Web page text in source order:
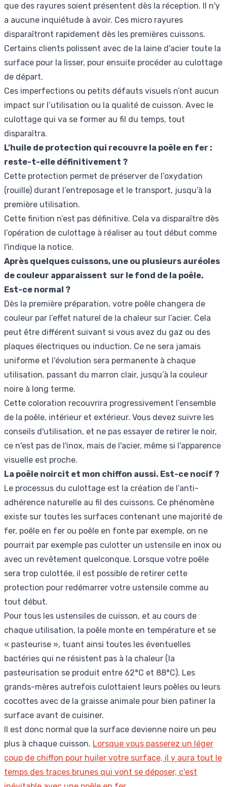
que des rayures soient présentent dès la réception. Il n'y
a aucune inquiétude à avoir. Ces micro rayures
disparaîtront rapidement dès les premières cuissons.
Certains clients polissent avec de la laine d'acier toute la
surface pour la lisser, pour ensuite procéder au culottage
de départ.
Ces imperfections ou petits défauts visuels n’ont aucun
impact sur l’utilisation ou la qualité de cuisson. Avec le
culottage qui va se former au fil du temps, tout
disparaîtra.
L’huile de protection qui recouvre la poêle en fer :
reste-t-elle définitivement ?
Cette protection permet de préserver de l’oxydation
(rouille) durant l’entreposage et le transport, jusqu’à la
première utilisation.
Cette finition n’est pas définitive. Cela va disparaître dès
l’opération de culottage à réaliser au tout début comme
l'indique la notice.
Après quelques cuissons, une ou plusieurs auréoles
de couleur apparaissent sur le fond de la poêle.
Est-ce normal ?
Dès la première préparation, votre poêle changera de
couleur par l’effet naturel de la chaleur sur l’acier. Cela
peut être différent suivant si vous avez du gaz ou des
plaques électriques ou induction. Ce ne sera jamais
uniforme et l’évolution sera permanente à chaque
utilisation, passant du marron clair, jusqu’à la couleur
noire à long terme.
Cette coloration recouvrira progressivement l’ensemble
de la poêle, intérieur et extérieur. Vous devez suivre les
conseils d'utilisation, et ne pas essayer de retirer le noir,
ce n'est pas de l'inox, mais de l'acier, même si l'apparence
visuelle est proche.
La poêle noircit et mon chiffon aussi. Est-ce nocif ?
Le processus du culottage est la création de l’anti-
adhérence naturelle au fil des cuissons. Ce phénomène
existe sur toutes les surfaces contenant une majorité de
fer, poêle en fer ou poêle en fonte par exemple, on ne
pourrait par exemple pas culotter un ustensile en inox ou
avec un revêtement quelconque. Lorsque votre poêle
sera trop culottée, il est possible de retirer cette
protection pour redémarrer votre ustensile comme au
tout début.
Pour tous les ustensiles de cuisson, et au cours de
chaque utilisation, la poêle monte en température et se
« pasteurise », tuant ainsi toutes les éventuelles
bactéries qui ne résistent pas à la chaleur (la
pasteurisation se produit entre 62°C et 88°C). Les
grands-mères autrefois culottaient leurs poêles ou leurs
cocottes avec de la graisse animale pour bien patiner la
surface avant de cuisiner.
Il est donc normal que la surface devienne noire un peu
plus à chaque cuisson. Lorsque vous passerez un léger
coup de chiffon pour huiler votre surface, il y aura tout le
temps des traces brunes qui vont se déposer, c'est